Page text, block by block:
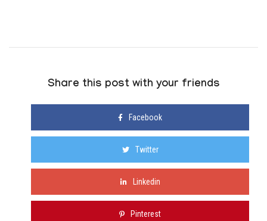
Share this post with your friends
Facebook
Twitter
Linkedin
Pinterest